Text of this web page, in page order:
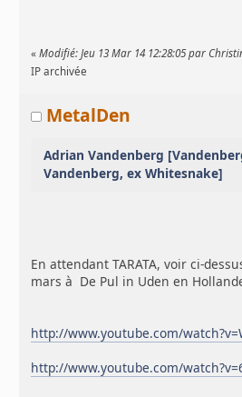
«Modifié: Jeu 13 Mar 14 12:28:05 par
IP archivée
MetalDen
Adrian Vandenberg
Vandenberg, ex Whitesnake]
En attendant TARATA, voir ci-
mars à De Pul in Uden en
http://www.youtube.com/
http://www.youtube.com/